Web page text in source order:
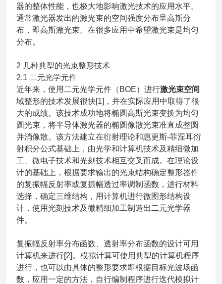
器的整体性能，也极大地影响激光技术的应用水平。
通常激光器发出的激光束的空间强度分布呈高斯分
布，即高斯激光束。在很多应用中希望激光束是均匀
分布。
2 几种典型的光束整形技术
2.1 二元光学元件
近年来，使用二元光学元件（BOE）进行激光束空间
域整形的技术发展很快[1]，并在实际应用中取得了很
大的成绩。该技术成功地将椭圆高斯光束变换为均匀
圆光束，将半导体激光器的椭圆像散光束准直成整圆
并消像散。该方法建立在衍射理论和惠更斯-菲涅耳衍
射积分公式基础上，由光学和计算机技术及精细微加
工、微电子技术和光刻技术相互交叉而成。在理论设
计的基础上，根据要求输出的光束结构确定整形器件
的复振幅反射率或复振幅透过率调制函数，进行材料
选择，确定三维结构，用计算机进行微图形结构设
计，使用光刻技术及微精细加工制造出二元光学器
件。
复振幅反射率分布函数、透射率分布函数的设计可用
计算机来进行[2]。模拟计算可使用典型的计算机程序
进行，也可以由具体的整形要求即根据目标光波场函
数，应用一定的方法，自行编制程序进行迭代模拟计